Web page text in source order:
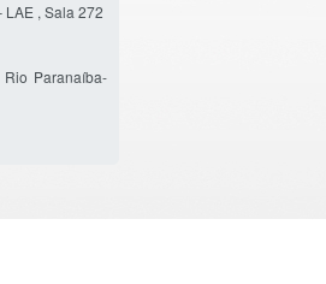
, Sala 272
Paranaíba-